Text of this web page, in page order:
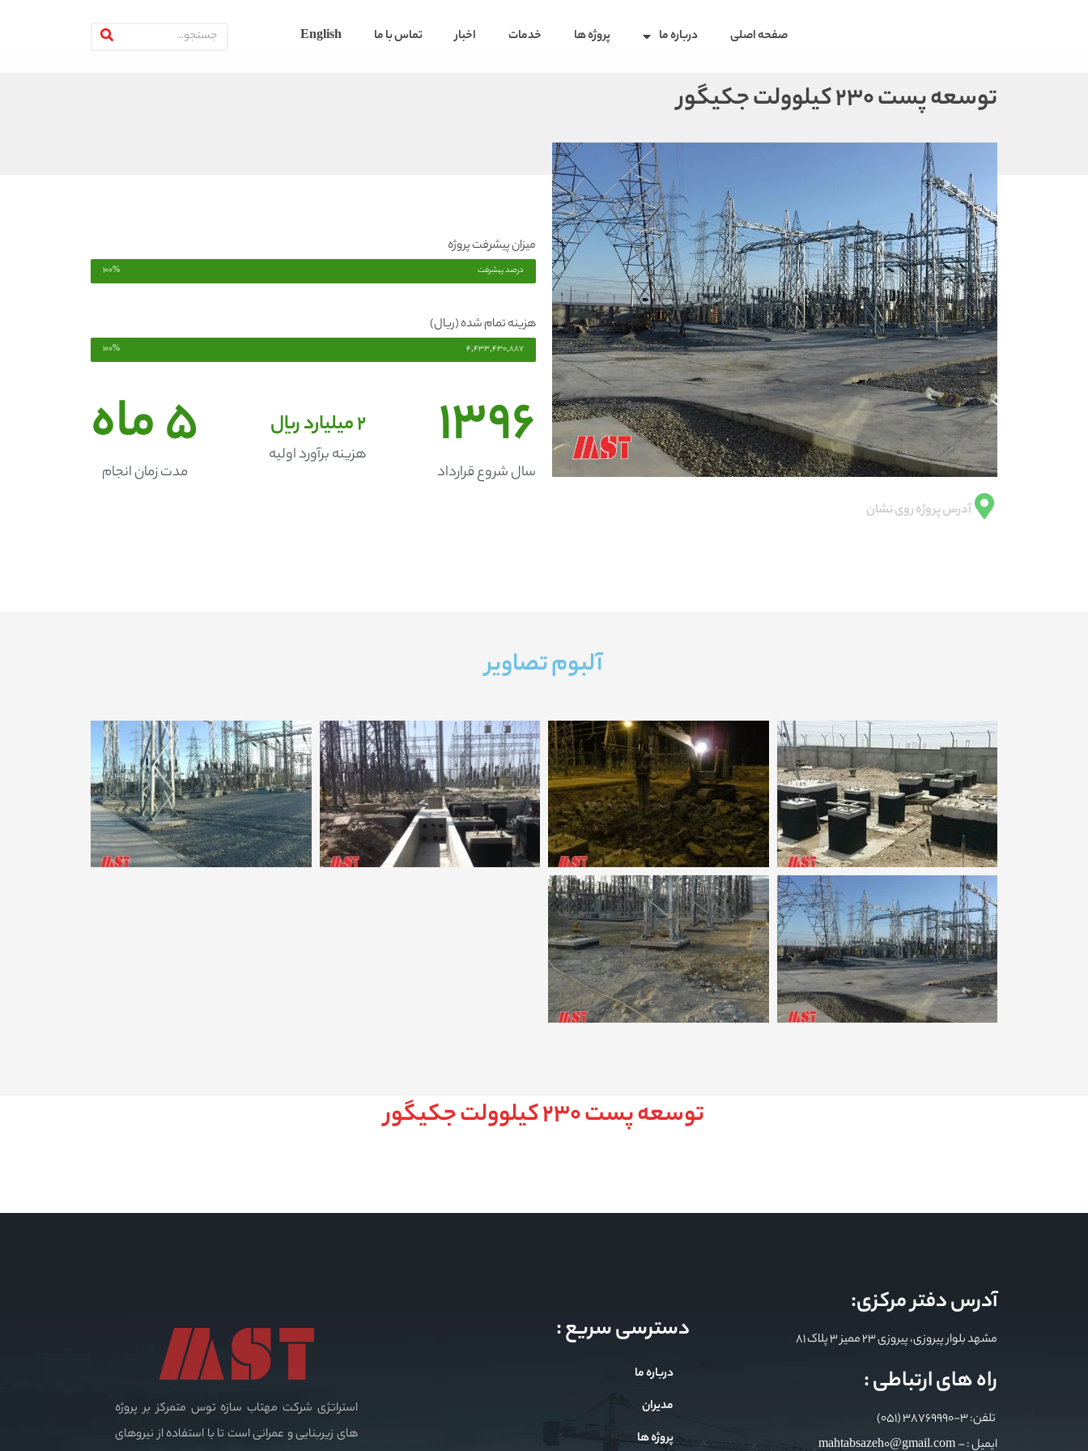
صفحه اصلی درباره ما پروژه ها خدمات اخبار تماس با ما English
توسعه پست 230 کیلوولت جکیگور
آدرس پروژه روی نشان
میزان پیشرفت پروژه
درصد پیشرفت 100%
هزینه تمام شده (ریال)
4,433,430,887
100%
سال شروع قرارداد
1396 هزینه برآورد اولیه
2
مدت زمان انجام
5
آلبوم تصاویر
توسعه پست 230 کیلوولت جکیگور
آدرس دفتر مرکزی:
مشهد بلوار پیروزی، پیروزی 23 ممیز 3 پلاک 81
راه های ارتباطی :
تلفن: 3-38769990 (051)
ایمیل : mahtabsazeh0@gmail.com –
دسترسی سریع :
درباره ما
مدیران
پروژه ها
استراتژی شرکت مهتاب سازه توس متمرکز بر پروژه
های زیربنایی و عمرانی است تا با استفاده از نیروهای